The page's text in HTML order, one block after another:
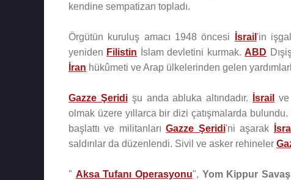
kendine sempatizan topladı.
Örgütün kuruluş amacı 1948 öncesi İsrail 'in
yeniden Filistin İslam devletini kurmak.ABD
İran hükûmeti ve Arap ülkelerinden gelen
Gazze Şeridişu anda abluka altındadır. İsrail ve
olmak üzere yıllarca bir dizi çatışmalarda
başlattı ve militanlarıGazze Şeridi'ni aşarak
saldırılar da düzenlendi. Sivil ve asker rehineler
" Aksa Tufanı Operasyonu", Yom Kippur